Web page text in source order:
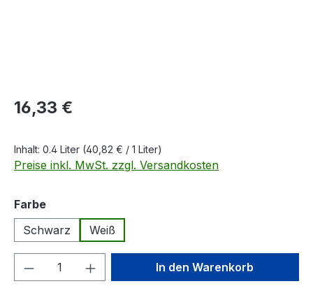
Regulärer Preis:
16,33 €
Inhalt: 0.4 Liter (40,82 € / 1 Liter)
Preise inkl. MwSt. zzgl. Versandkosten
Farbeauswählen
Schwarz
Weiß
Produkt Anzahl: Gib denIn den Warenkorb